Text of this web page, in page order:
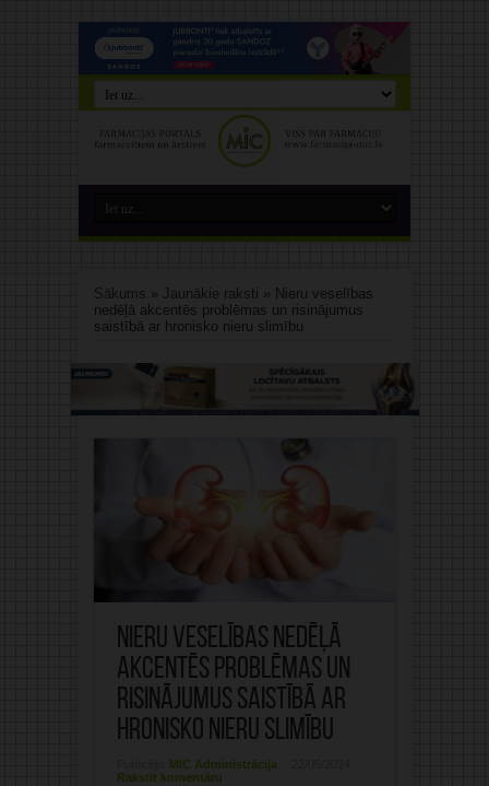
Sākums » Jaunākie raksti » Nieru veselības
nedēļā akcentēs problēmas un risinājumus
saistībā ar hronisko nieru slimību
Nieru veselības nedēļā
akcentēs problēmas un
risinājumus saistībā ar
hronisko nieru slimību
MIC Administrācija
Rakstīt komentāru